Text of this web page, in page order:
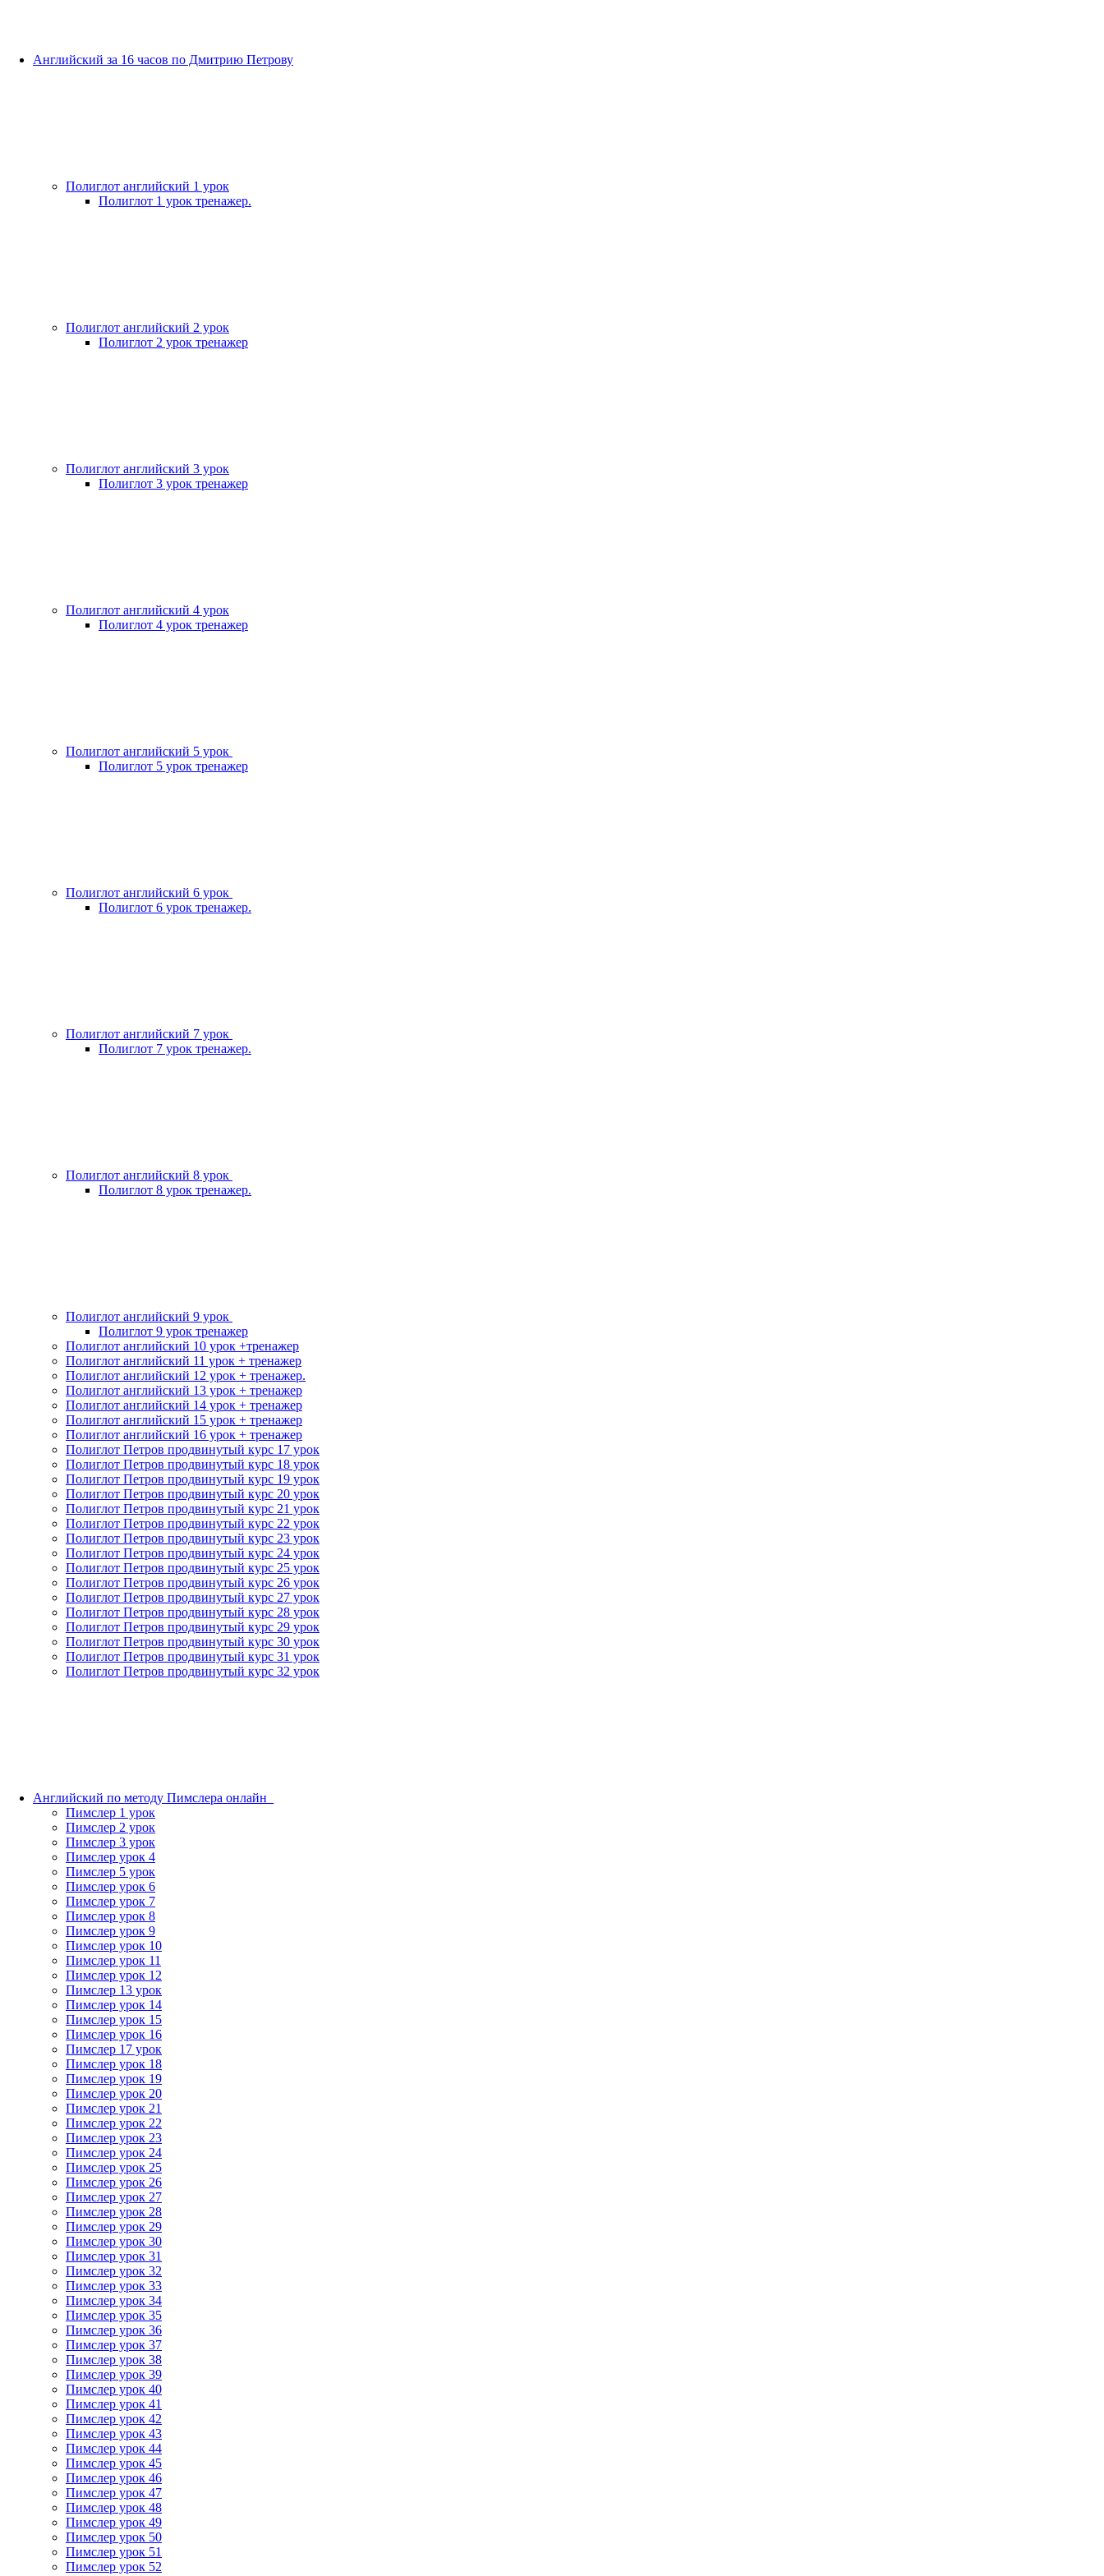
Английский за 16 часов по Дмитрию Петрову
Полиглот английский 1 урок
Полиглот 1 урок тренажер.
Полиглот английский 2 урок
Полиглот 2 урок тренажер
Полиглот английский 3 урок
Полиглот 3 урок тренажер
Полиглот английский 4 урок
Полиглот 4 урок тренажер
Полиглот английский 5 урок
Полиглот 5 урок тренажер
Полиглот английский 6 урок
Полиглот 6 урок тренажер.
Полиглот английский 7 урок
Полиглот 7 урок тренажер.
Полиглот английский 8 урок
Полиглот 8 урок тренажер.
Полиглот английский 9 урок
Полиглот 9 урок тренажер
Полиглот английский 10 урок +тренажер
Полиглот английский 11 урок + тренажер
Полиглот английский 12 урок + тренажер.
Полиглот английский 13 урок + тренажер
Полиглот английский 14 урок + тренажер
Полиглот английский 15 урок + тренажер
Полиглот английский 16 урок + тренажер
Полиглот Петров продвинутый курс 17 урок
Полиглот Петров продвинутый курс 18 урок
Полиглот Петров продвинутый курс 19 урок
Полиглот Петров продвинутый курс 20 урок
Полиглот Петров продвинутый курс 21 урок
Полиглот Петров продвинутый курс 22 урок
Полиглот Петров продвинутый курс 23 урок
Полиглот Петров продвинутый курс 24 урок
Полиглот Петров продвинутый курс 25 урок
Полиглот Петров продвинутый курс 26 урок
Полиглот Петров продвинутый курс 27 урок
Полиглот Петров продвинутый курс 28 урок
Полиглот Петров продвинутый курс 29 урок
Полиглот Петров продвинутый курс 30 урок
Полиглот Петров продвинутый курс 31 урок
Полиглот Петров продвинутый курс 32 урок
Английский по методу Пимслера онлайн_
Пимслер 1 урок
Пимслер 2 урок
Пимслер 3 урок
Пимслер урок 4
Пимслер 5 урок
Пимслер урок 6
Пимслер урок 7
Пимслер урок 8
Пимслер урок 9
Пимслер урок 10
Пимслер урок 11
Пимслер урок 12
Пимслер 13 урок
Пимслер урок 14
Пимслер урок 15
Пимслер урок 16
Пимслер 17 урок
Пимслер урок 18
Пимслер урок 19
Пимслер урок 20
Пимслер урок 21
Пимслер урок 22
Пимслер урок 23
Пимслер урок 24
Пимслер урок 25
Пимслер урок 26
Пимслер урок 27
Пимслер урок 28
Пимслер урок 29
Пимслер урок 30
Пимслер урок 31
Пимслер урок 32
Пимслер урок 33
Пимслер урок 34
Пимслер урок 35
Пимслер урок 36
Пимслер урок 37
Пимслер урок 38
Пимслер урок 39
Пимслер урок 40
Пимслер урок 41
Пимслер урок 42
Пимслер урок 43
Пимслер урок 44
Пимслер урок 45
Пимслер урок 46
Пимслер урок 47
Пимслер урок 48
Пимслер урок 49
Пимслер урок 50
Пимслер урок 51
Пимслер урок 52